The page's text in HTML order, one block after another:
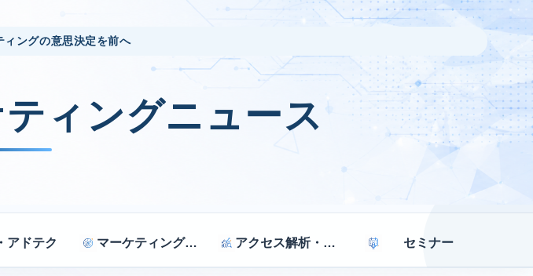
ングの意思決定を前へ
ィングニュース
アドテク マーケティング戦略 アクセス解析・効果測定 セミナー